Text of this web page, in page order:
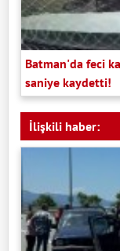
Batman'da feci
saniye kaydetti!
İlişkili haber: